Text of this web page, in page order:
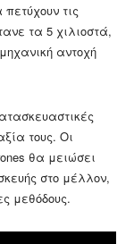
τις
τα 5 χιλιοστά,
αντοχή
τους. Οι
θα μειώσει
στο μέλλον,
μεθόδους.